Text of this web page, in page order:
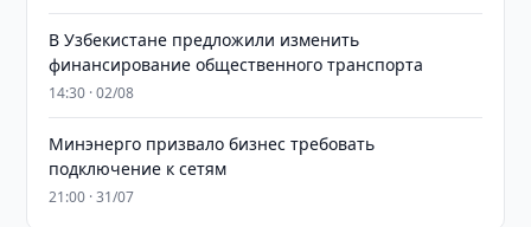
В Узбекистане предложили изменить
финансирование общественного транспорта
14:30 · 02/08
Минэнерго призвало бизнес требовать
подключение к сетям
21:00 · 31/07